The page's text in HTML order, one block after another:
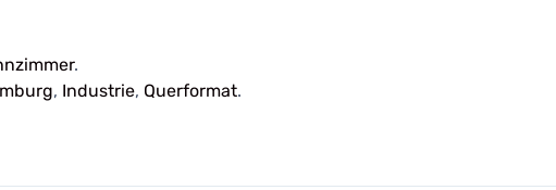
.
, Industrie, Querformat.